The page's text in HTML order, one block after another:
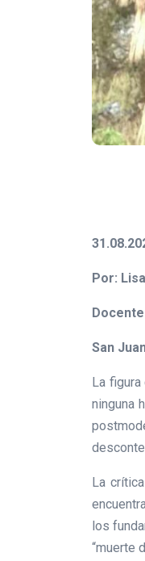
Por:
San
La
ninguna
La
los
“muerte